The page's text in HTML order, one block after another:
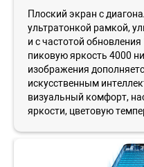
Плоский экран с
ультратонкой рамкой,
и с частотой
пиковую яркость 4000
изображения
искусственным
визуальный комфорт,
яркости, цветовую